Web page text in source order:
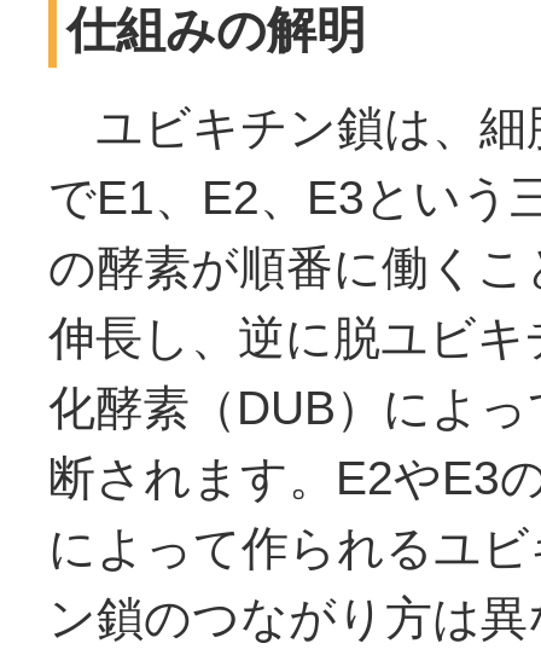
仕組みの解明
ユビキチン鎖は、細
でE1、E2、E3という
の酵素が順番に働くこ
伸長し、逆に脱ユビキ
化酵素（DUB）によっ
断されます。E2やE3
によって作られるユ
ン鎖のつながり方は